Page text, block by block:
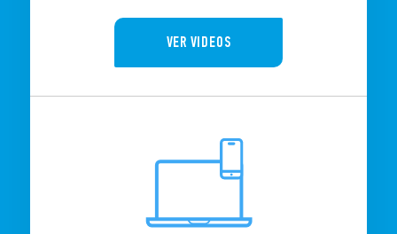
VER VIDEOS